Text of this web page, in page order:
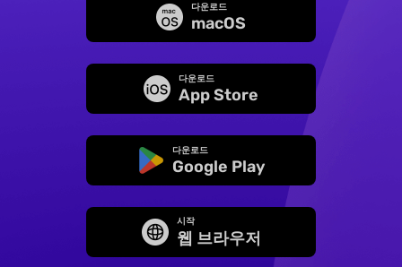
다운로드
macOS
다운로드
App Store
다운로드
Google Play
시작
웹 브라우저